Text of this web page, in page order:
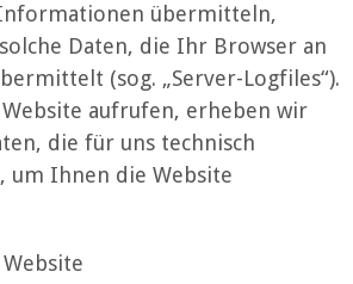
übermitteln,
Daten, die Ihr Browser an
(sog. „Server-Logfiles“).
Website aufrufen, erheben wir
die für uns technisch
um Ihnen die Website